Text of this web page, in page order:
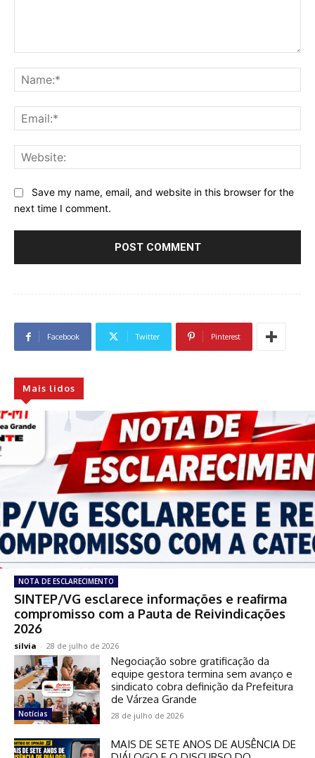
Save my name, email, and website in this browser for the
next time I comment.
Facebook Twitter Pinterest
Mais lidos
NOTA DE ESCLARECIMENTO
SINTEP/VG esclarece informações e reafirma
compromisso com a Pauta de Reivindicações
2026
silvia - 28 de julho de 2026
Notícias
Negociação sobre gratificação da
equipe gestora termina sem avanço e
sindicato cobra definição da Prefeitura
de Várzea Grande
28 de julho de 2026
MAIS DE SETE ANOS DE AUSÊNCIA DE